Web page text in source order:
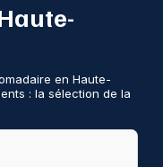
en Haute-
: la sélection de la